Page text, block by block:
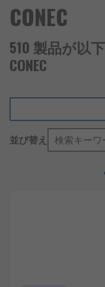
CONEC
510 製品が以
CONEC
並び替え 検索キーワ